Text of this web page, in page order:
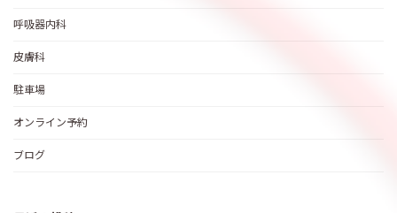
呼吸器内科
皮膚科
駐車場
オンライン予約
ブログ